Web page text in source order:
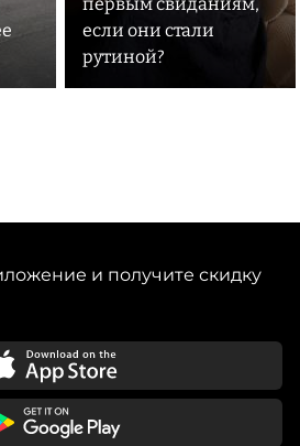
если они стали
рутиной?
и получите скидку